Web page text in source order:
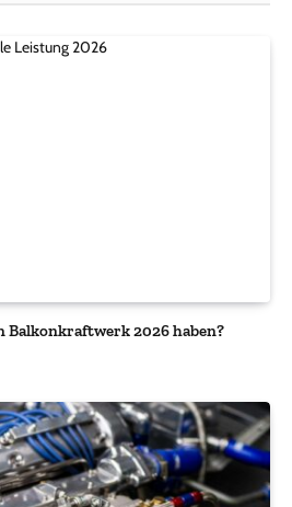
Balkonkraftwerk 2026 haben?